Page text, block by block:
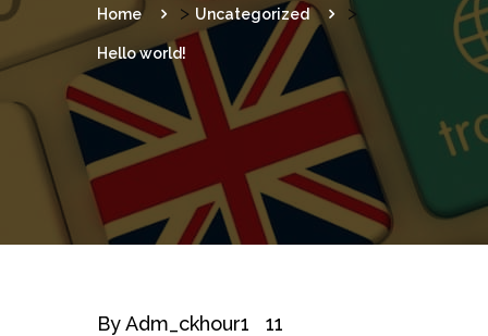
Home > Uncategorized >
Hello world!
ByAdm_ckhour1
11